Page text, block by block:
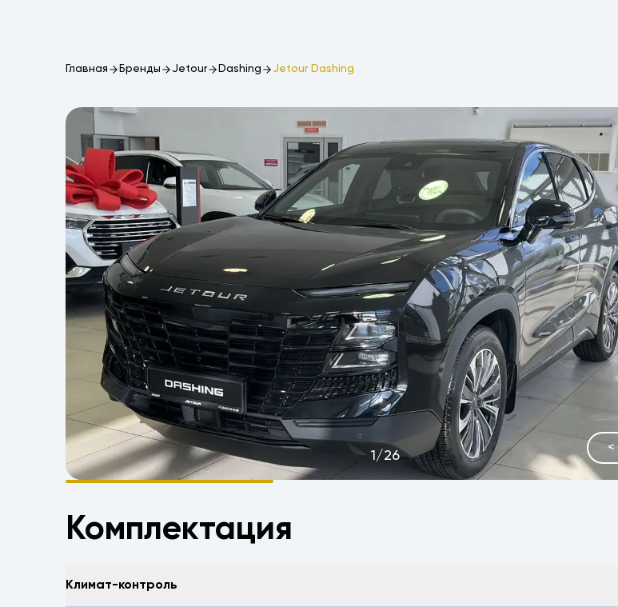
Главная Бренды Jetour Dashing Jetour Dashing
<
1 /26
Комплектация
Климат-контроль